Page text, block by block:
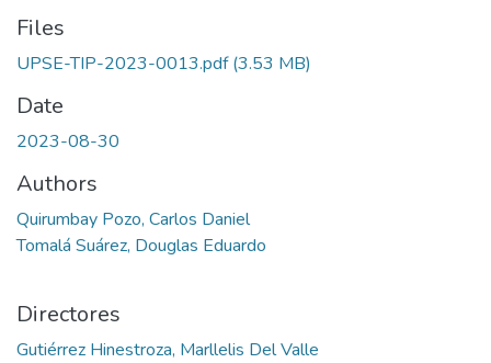
Files
UPSE-TIP-2023-0013.pdf(3.53 MB)
Date
2023-08-30
Authors
Quirumbay Pozo, Carlos Daniel
Tomalá Suárez, Douglas Eduardo
Directores
Gutiérrez Hinestroza, Marllelis Del Valle